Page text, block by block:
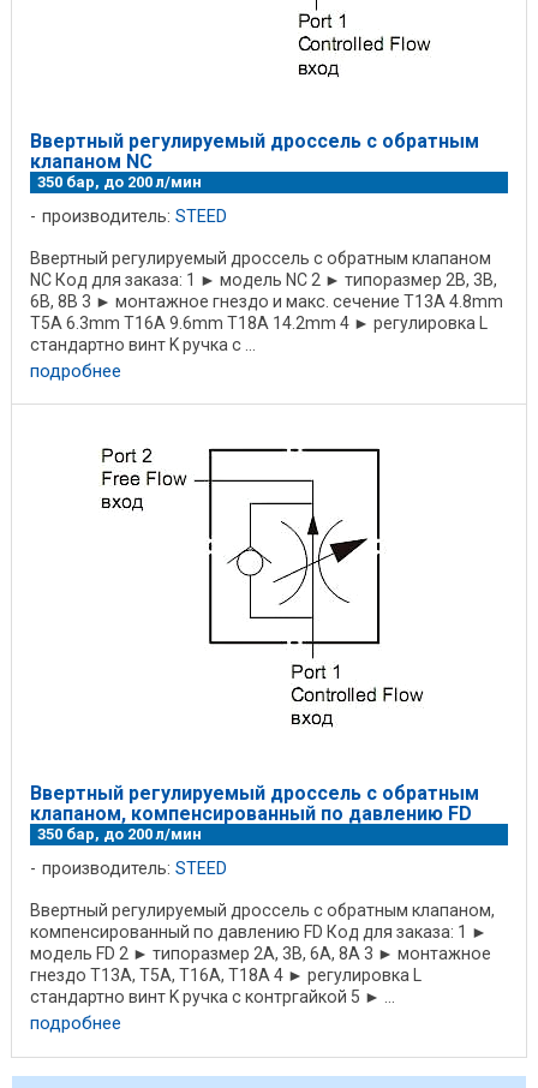
Ввертный регулируемый дроссель с обратным
клапаном NC
350 бар, до 200 л/мин
производитель: STEED
Ввертный регулируемый дроссель с обратным клапаном
NC Код для заказа: 1 ► модель NC 2 ► типоразмер 2B, 3B,
6B, 8B 3 ► монтажное гнездо и макс. сечение T13A 4.8mm
T5A 6.3mm T16A 9.6mm T18A 14.2mm 4 ► регулировка L
стандартно винт K ручка с ...
подробнее
Ввертный регулируемый дроссель с обратным
клапаном, компенсированный по давлению FD
350 бар, до 200 л/мин
производитель: STEED
Ввертный регулируемый дроссель с обратным клапаном,
компенсированный по давлению FD Код для заказа: 1 ►
модель FD 2 ► типоразмер 2A, 3B, 6A, 8A 3 ► монтажное
гнездо T13A, T5A, T16A, T18A 4 ► регулировка L
стандартно винт K ручка с контргайкой 5 ► ...
подробнее